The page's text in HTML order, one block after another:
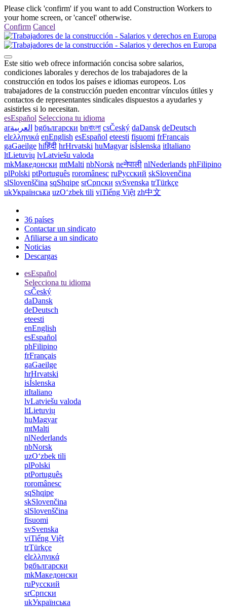
Please click 'confirm' if you want to add Construction Workers to
your home screen, or 'cancel' otherwise.
Confirm Cancel
Este sitio web ofrece información concisa sobre salarios,
condiciones laborales y derechos de los trabajadores de la
construcción en todos los países e idiomas europeos. Los
trabajadores de la construcción pueden encontrar vínculos útiles y
contactos de representantes sindicales dispuestos a ayudarles y
asistirles si lo necesitan.
esEspañol Selecciona tu idioma
arالعربية bgбългарски bnবাংলা csČeský daDansk deDeutsch
elελληνικά enEnglish esEspañol eteesti fisuomi frFrançais
gaGaeilge hiहिंदी hrHrvatski huMagyar isÍslenska itItaliano
ltLietuvių lvLatviešu valoda
mkМакедонски mtMalti nbNorsk neनेपाली nlNederlands phFilipino
plPolski ptPortuguês roromânesc ruРусский skSlovenčina
slSlovenščina sqShqipe srСрпски svSvenska trTürkçe
ukУкраїнська uzOʻzbek tili viTiếng Việt zh中文
36 países
Contactar un sindicato
Afiliarse a un sindicato
Noticias
Descargas
esEspañol
Selecciona tu idioma
csČeský
daDansk
deDeutsch
eteesti
enEnglish
esEspañol
phFilipino
frFrançais
gaGaeilge
hrHrvatski
isÍslenska
itItaliano
lvLatviešu valoda
ltLietuvių
huMagyar
mtMalti
nlNederlands
nbNorsk
uzOʻzbek tili
plPolski
ptPortuguês
roromânesc
sqShqipe
skSlovenčina
slSlovenščina
fisuomi
svSvenska
viTiếng Việt
trTürkçe
elελληνικά
bgбългарски
mkМакедонски
ruРусский
srСрпски
ukУкраїнська